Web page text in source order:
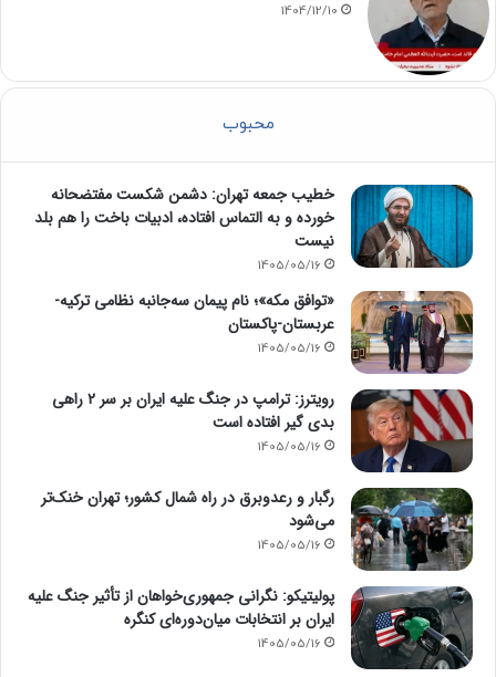
1404/12/10
محبوب
خطیب جمعه تهران: دشمن شکست مفتضحانه
خورده و به التماس افتاده، ادبیات باخت را هم بلد
نیست
1405/05/16
«توافق مکه»؛ نام پیمان سه‌جانبه نظامی ترکیه-
عربستان-پاکستان
1405/05/16
رویترز: ترامپ در جنگ علیه ایران بر سر ۲ راهی
بدی گیر افتاده است
1405/05/16
رگبار و رعدوبرق در راه شمال کشور؛ تهران خنک‌تر
می‌شود
1405/05/16
پولیتیکو: نگرانی جمهوری‌خواهان از تأثیر جنگ علیه
ایران بر انتخابات میان‌دوره‌ای کنگره
1405/05/16